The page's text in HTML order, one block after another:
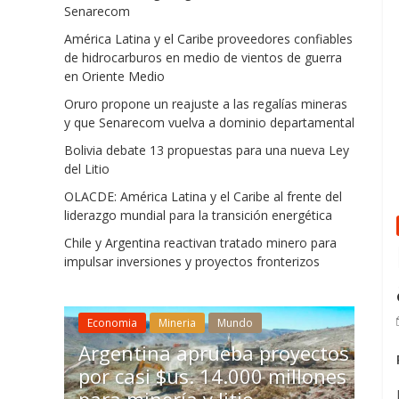
Senarecom
América Latina y el Caribe proveedores confiables
de hidrocarburos en medio de vientos de guerra
en Oriente Medio
Oruro propone un reajuste a las regalías mineras
y que Senarecom vuelva a dominio departamental
Bolivia debate 13 propuestas para una nueva Ley
del Litio
OLACDE: América Latina y el Caribe al frente del
liderazgo mundial para la transición energética
Chile y Argentina reactivan tratado minero para
impulsar inversiones y proyectos fronterizos
Economia Mineria Mundo
Argentina aprueba proyectos
por casi $us. 14.000 millones
Chile
acelera